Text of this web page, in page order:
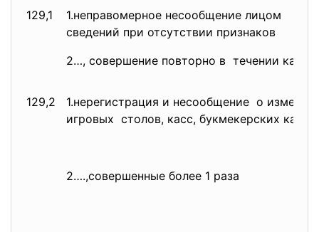
129,1 1.неправомерное несообщение лицом
сведений при отсутствии признаков
2…, совершение повторно в течении
129,2
1.нерегистрация и несообщение о
игровых столов, касс, букмекерских
2….,совершенные более 1 раза